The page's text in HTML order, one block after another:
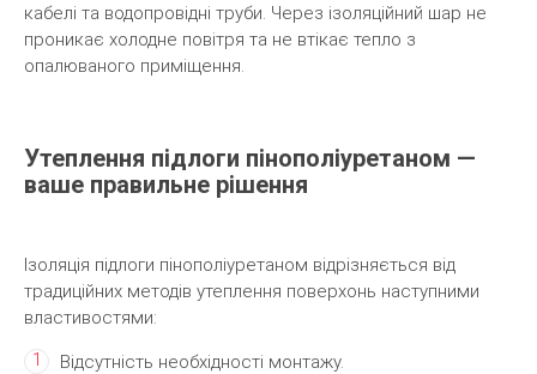
кабелі та водопровідні труби. Через ізоляційний шар не
проникає холодне повітря та не втікає тепло з
опалюваного приміщення.
Утеплення підлоги пінополіуретаном —
ваше правильне рішення
Ізоляція підлоги пінополіуретаном відрізняється від
традиційних методів утеплення поверхонь наступними
властивостями:
Відсутність необхідності монтажу.